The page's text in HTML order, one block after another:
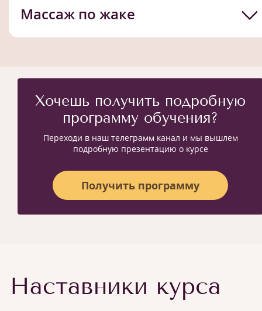
Массаж по жаке
Хочешь получить подробную
программу обучения?
Переходи в наш телеграмм канал и мы вышлем
подробную презентацию о курсе
Получить программу
Наставники курса